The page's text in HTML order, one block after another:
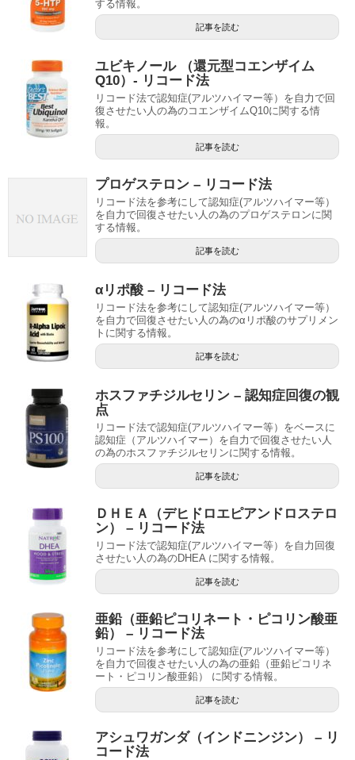
する情報。
記事を読む
ユビキノール （還元型コエンザイム
Q10）- リコード法
リコード法で認知症(アルツハイマー等）を自力で回
復させたい人の為のコエンザイムQ10に関する情
報。
記事を読む
プロゲステロン – リコード法
リコード法を参考にして認知症(アルツハイマー等）
を自力で回復させたい人の為のプロゲステロンに関
する情報。
記事を読む
αリポ酸 – リコード法
リコード法を参考にして認知症(アルツハイマー等）
を自力で回復させたい人の為のαリポ酸のサプリメン
トに関する情報。
記事を読む
ホスファチジルセリン – 認知症回復の観
点
リコード法で認知症(アルツハイマー等）をベースに
認知症（アルツハイマー）を自力で回復させたい人
の為のホスファチジルセリンに関する情報。
記事を読む
ＤＨＥＡ（デヒドロエピアンドロステロ
ン） – リコード法
リコード法で認知症(アルツハイマー等）を自力回復
させたい人の為のDHEA に関する情報。
記事を読む
亜鉛（亜鉛ピコリネート・ピコリン酸亜
鉛） – リコード法
リコード法を参考にして認知症(アルツハイマー等）
を自力で回復させたい人の為の亜鉛（亜鉛ピコリネ
ート・ピコリン酸亜鉛） に関する情報。
記事を読む
アシュワガンダ（インドニンジン） – リ
コード法